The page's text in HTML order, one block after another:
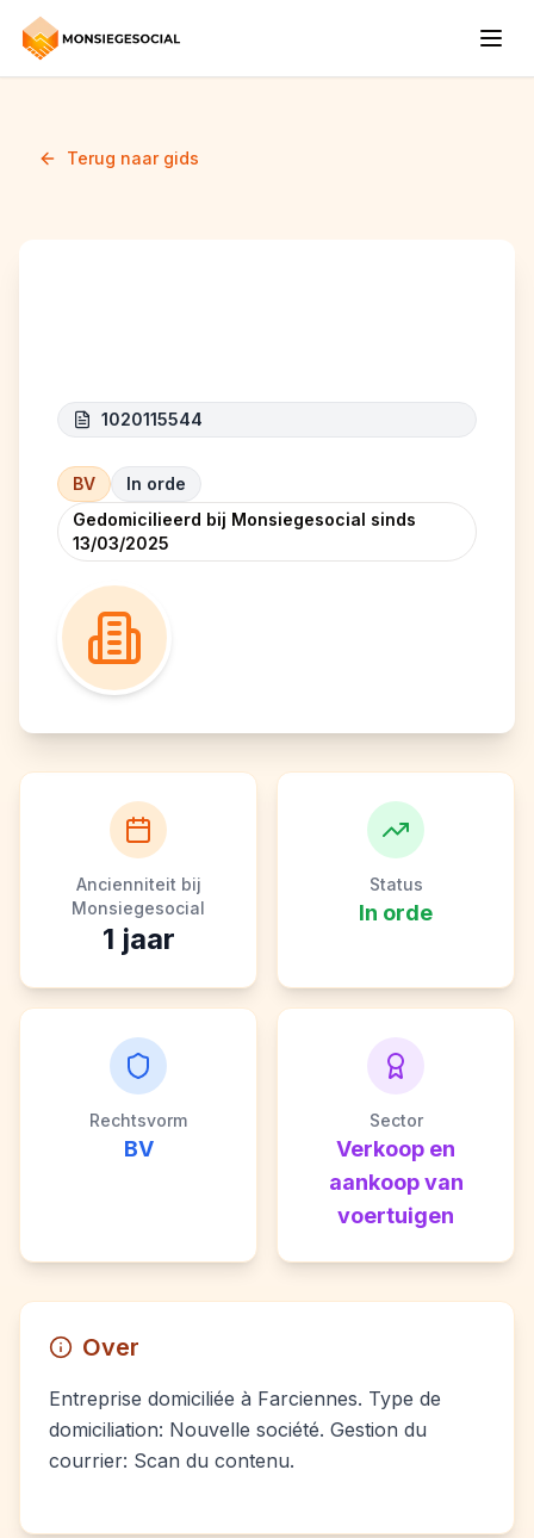
Terug naar gids
1020115544
BV
In orde
Gedomicilieerd bij Monsiegesocial sinds
13/03/2025
Ancienniteit bij
Monsiegesocial
1 jaar
Status
In orde
Rechtsvorm
BV
Sector
Verkoop en
aankoop van
voertuigen
Over
Entreprise domiciliée à Farciennes. Type de
domiciliation: Nouvelle société. Gestion du
courrier: Scan du contenu.